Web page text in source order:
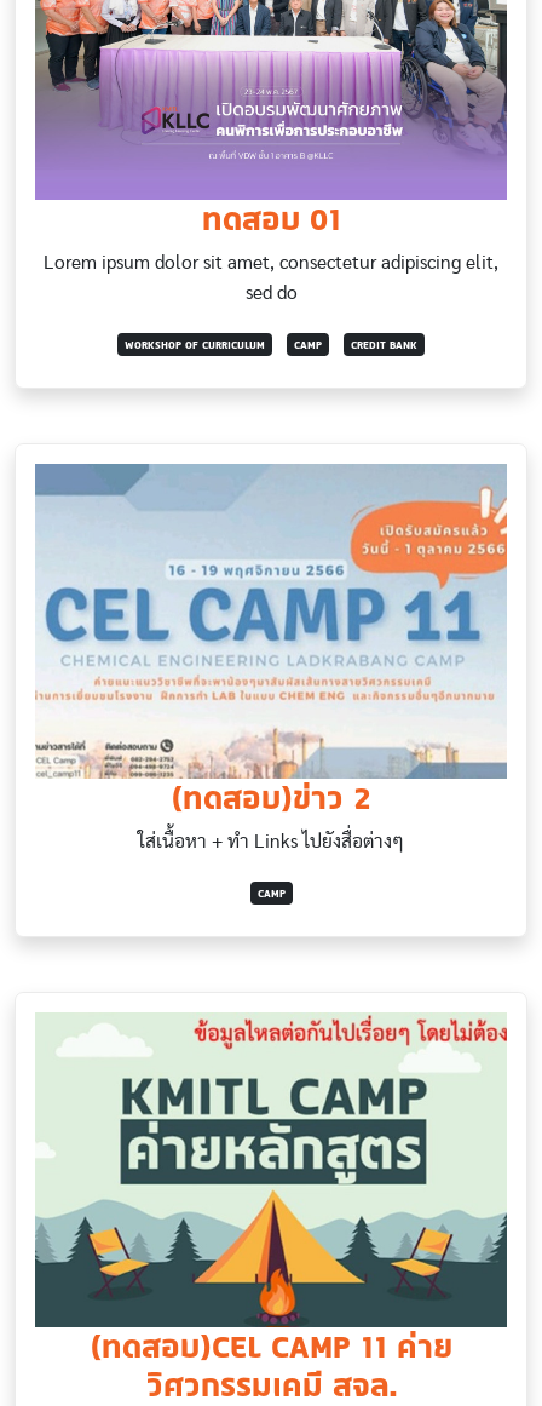
ทดสอบ 01
Lorem ipsum dolor sit amet, consectetur adipiscing elit,
sed do
WORKSHOP OF CURRICULUM CAMP CREDIT BANK
(ทดสอบ)ข่าว 2
ใส่เนื้อหา + ทำ Links ไปยังสื่อต่างๆ
CAMP
(ทดสอบ)CEL CAMP 11 ค่าย
วิศวกรรมเคมี สจล.